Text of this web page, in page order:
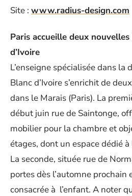
Site : www.radius-design.com
Paris accueille deux
d’Ivoire
L’enseigne spécialisée dans la
Blanc d’Ivoire s’enrichit de
dans le Marais (Paris). La
début juin rue de Saintonge,
mobilier pour la chambre et
étages, dont un espace dédié
La seconde, située rue de
portes dès l’automne
consacrée à l’enfant. A noter